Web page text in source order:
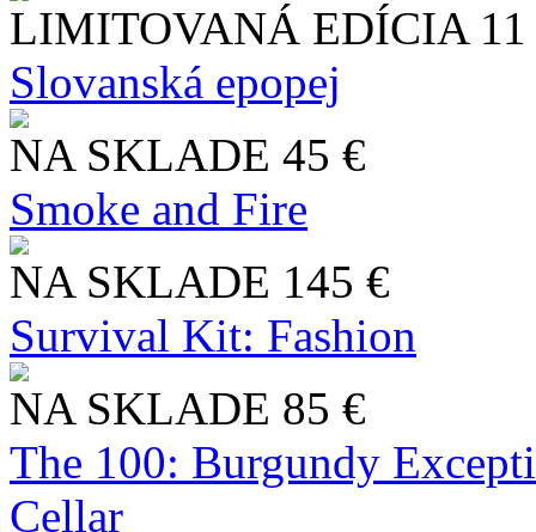
LIMITOVANÁ EDÍCIA
Slo​vanská epopej
NA SKLADE 45 €
Smoke and Fire
NA SKLADE 145 €
Survival Kit: Fashion
NA SKLADE 85 €
The 100: Burgundy
Cellar